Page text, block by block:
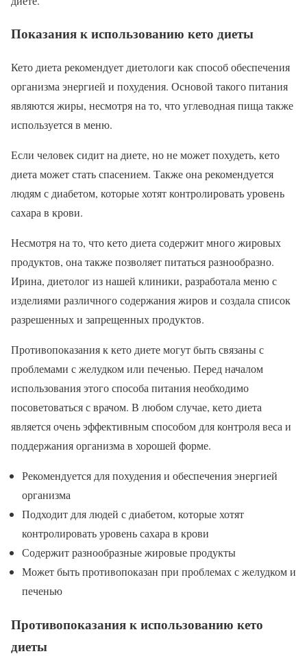
Показания к использованию кето диеты
Кето диета рекомендует диетологи как способ обеспечения
организма энергией и похудения. Основой такого питания
являются жиры, несмотря на то, что углеводная пища также
используется в меню.
Если человек сидит на диете, но не может похудеть, кето
диета может стать спасением. Также она рекомендуется
людям с диабетом, которые хотят контролировать уровень
сахара в крови.
Несмотря на то, что кето диета содержит много жировых
продуктов, она также позволяет питаться разнообразно.
Ирина, диетолог из нашей клиники, разработала меню с
изделиями различного содержания жиров и создала список
разрешенных и запрещенных продуктов.
Противопоказания к кето диете могут быть связаны с
проблемами с желудком или печенью. Перед началом
использования этого способа питания необходимо
посоветоваться с врачом. В любом случае, кето диета
является очень эффективным способом для контроля веса и
поддержания организма в хорошей форме.
Рекомендуется для похудения и обеспечения энергией
организма
Подходит для людей с диабетом, которые хотят
контролировать уровень сахара в крови
Содержит разнообразные жировые продукты
Может быть противопоказан при проблемах с желудком и
печенью
Противопоказания к использованию кето
диеты